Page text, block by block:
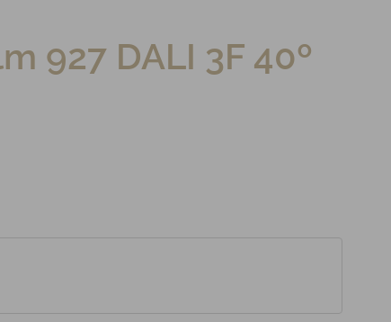
927 DALI 3F 40º